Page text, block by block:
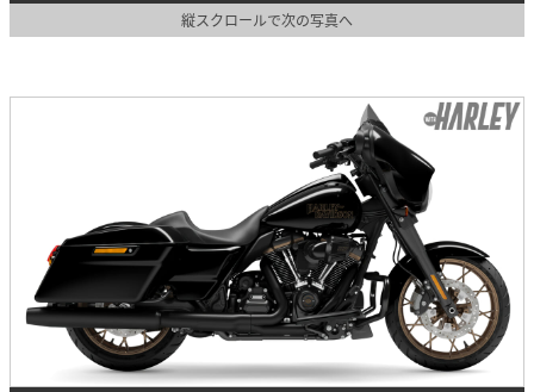
縦スクロールで次の写真へ